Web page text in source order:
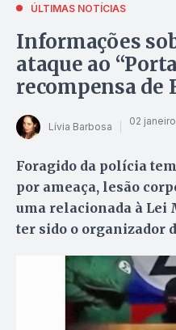
ÚLTIMAS NOTÍCIAS
Informações
ataque ao
recompensa de
Lívia Barbosa 02
Foragido da polícia
por ameaça, lesão
uma relacionada à Lei
ter sido o organizador